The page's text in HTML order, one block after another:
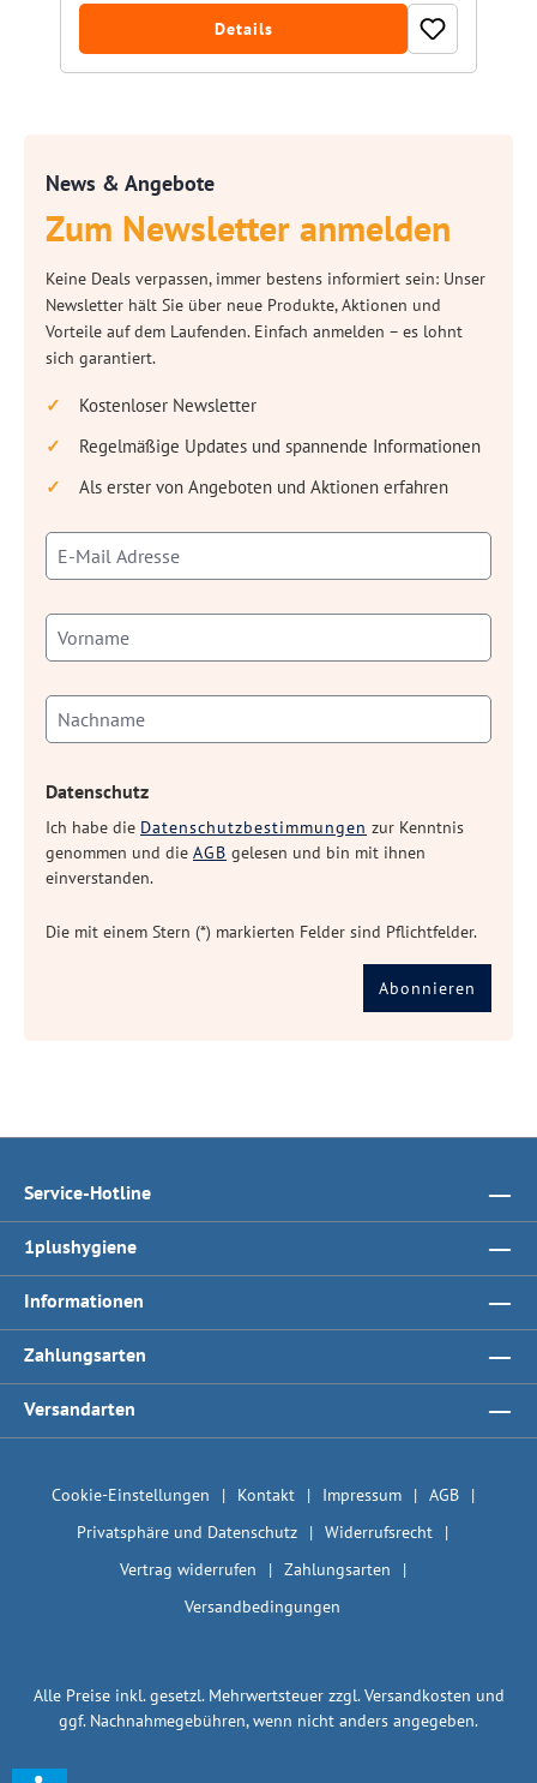
Details
News & Angebote
Zum Newsletter anmelden
Keine Deals verpassen, immer bestens informiert sein: Unser
Newsletter hält Sie über neue Produkte, Aktionen und
Vorteile auf dem Laufenden. Einfach anmelden – es lohnt
sich garantiert.
Kostenloser Newsletter
Regelmäßige Updates und spannende Informationen
Als erster von Angeboten und Aktionen erfahren
Datenschutz
Ich habe die Datenschutzbestimmungen zur Kenntnis
genommen und die AGB gelesen und bin mit ihnen
einverstanden.
Die mit einem Stern (*) markierten Felder sind Pflichtfelder.
Abonnieren
Service-Hotline
1plushygiene
Informationen
Zahlungsarten
Versandarten
Cookie-Einstellungen Kontakt Impressum
AGB
Privatsphäre und Datenschutz
Widerrufsrecht
Vertrag widerrufen
Zahlungsarten
Versandbedingungen
Alle Preise inkl. gesetzl. Mehrwertsteuer zzgl.Versandkosten und
ggf. Nachnahmegebühren, wenn nicht anders angegeben.